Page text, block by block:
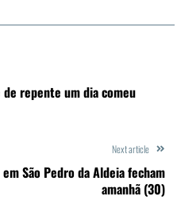
repente um dia comeu
Next article
São Pedro da Aldeia fecham
amanhã (30)